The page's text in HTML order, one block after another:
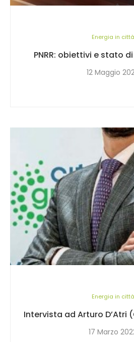
Energia in città
PNRR: obiettivi e stato
12 Maggio
Energia in città
Intervista ad Arturo D’Atri
17 Marzo